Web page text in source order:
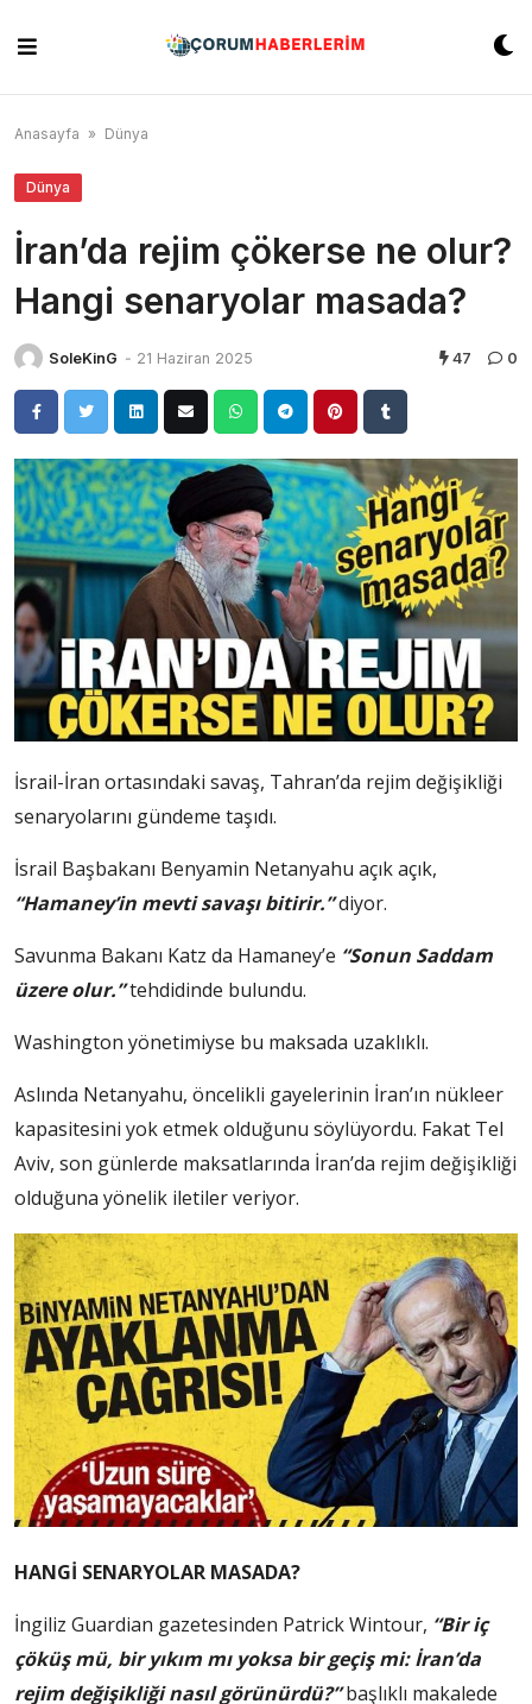
content
Anasayfa » Dünya
Dünya
İran’da rejim çökerse ne olur?
Hangi senaryolar masada?
SoleKinG - 21 Haziran 2025 47 0
İsrail-İran ortasındaki savaş, Tahran’da rejim değişikliği
senaryolarını gündeme taşıdı.
İsrail Başbakanı Benyamin Netanyahu açık açık,
“Hamaney’in mevti savaşı bitirir.”diyor.
Savunma Bakanı Katz da Hamaney’e “Sonun Saddam
üzere olur.”tehdidinde bulundu.
Washington yönetimiyse bu maksada uzaklıklı.
Aslında Netanyahu, öncelikli gayelerinin İran’ın nükleer
kapasitesini yok etmek olduğunu söylüyordu. Fakat Tel
Aviv, son günlerde maksatlarında İran’da rejim değişikliği
olduğuna yönelik iletiler veriyor.
HANGİ SENARYOLAR MASADA?
İngiliz Guardian gazetesinden Patrick Wintour, “Bir iç
çöküş mü, bir yıkım mı yoksa bir geçiş mi: İran’da
rejim değişikliği nasıl görünürdü?”başlıklı makalede